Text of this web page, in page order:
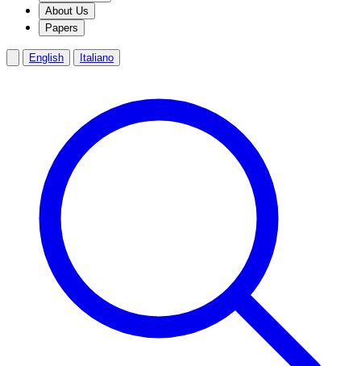
About Us
Papers
English Italiano